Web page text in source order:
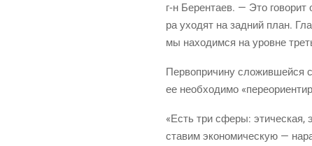
г‑н Берен­та­ев. — Это гово­рит
ра ухо­дят на зад­ний план.
мы нахо­дим­ся на уровне
Пер­во­при­чи­ну сло­жив­шей­ся
ее необ­хо­ди­мо
«Есть три сфе­ры: эти­че­ская,
ста­вим эко­но­ми­че­скую —